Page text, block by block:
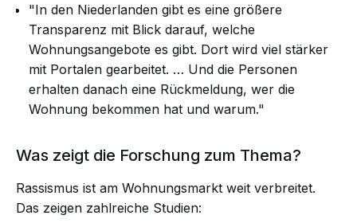
"In den Niederlanden gibt es eine größere
Transparenz mit Blick darauf, welche
Wohnungsangebote es gibt. Dort wird viel stärker
mit Portalen gearbeitet. … Und die Personen
erhalten danach eine Rückmeldung, wer die
Wohnung bekommen hat und warum."
Was zeigt die Forschung zum Thema?
Rassismus ist am Wohnungsmarkt weit verbreitet.
Das zeigen zahlreiche Studien: